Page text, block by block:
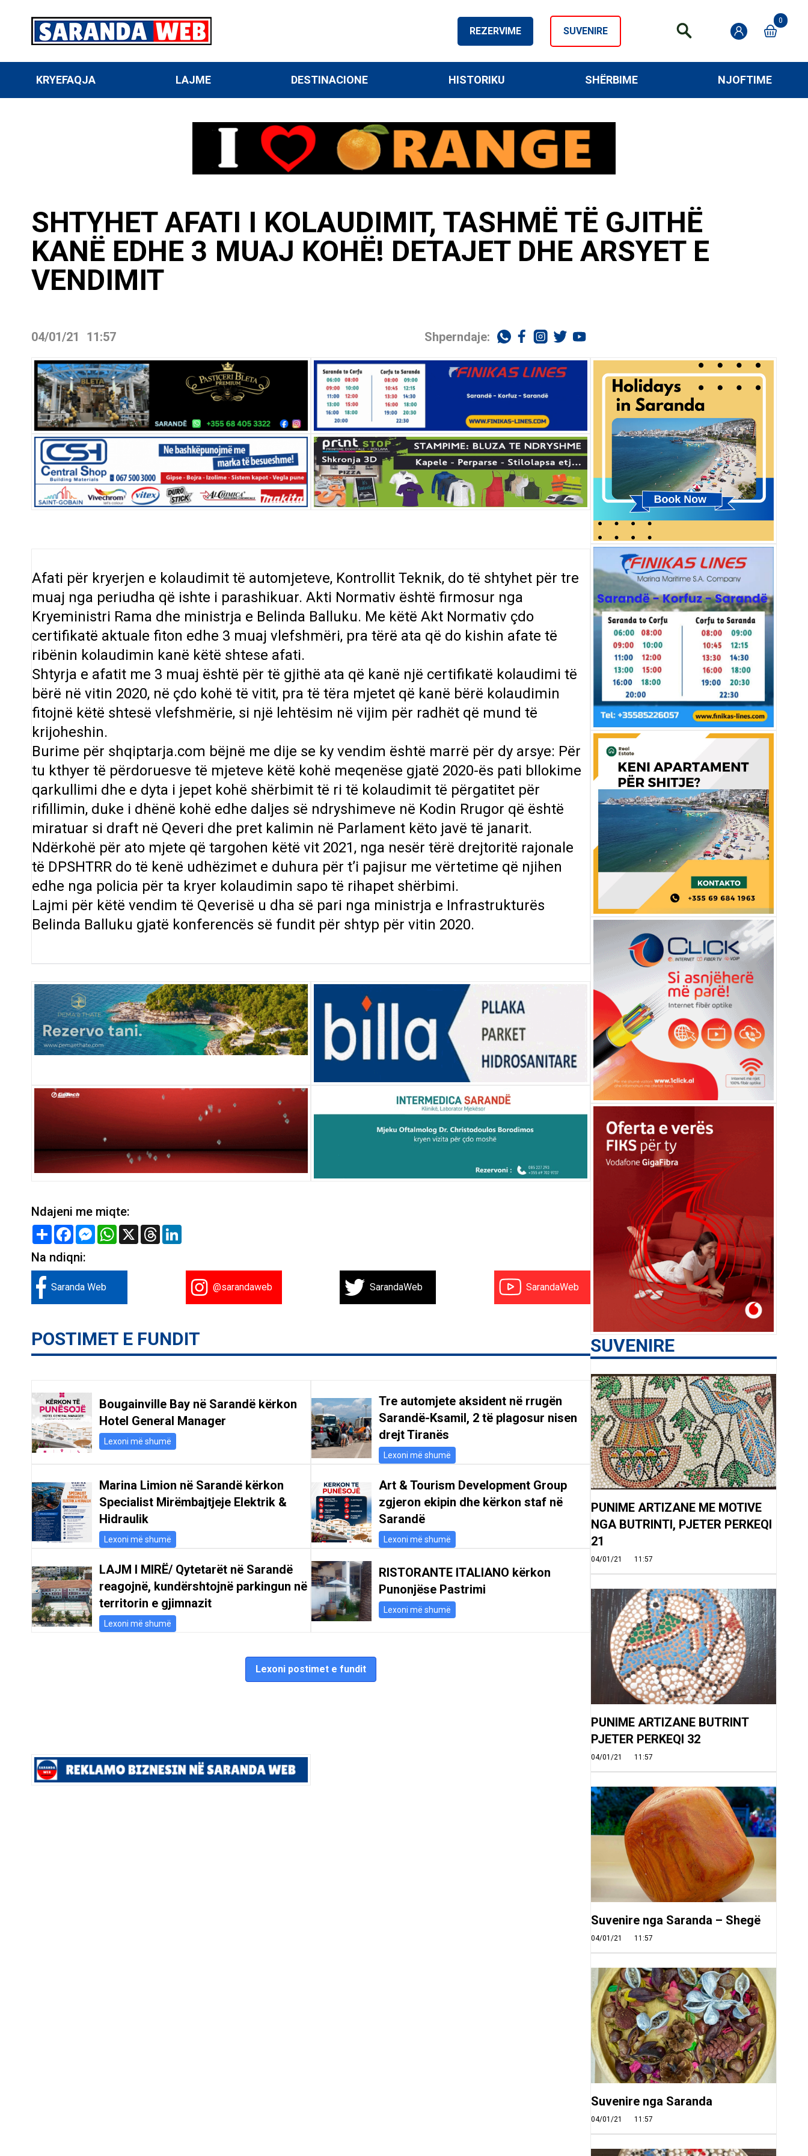
REZERVIME SUVENIRE
0
KRYEFAQJA LAJME DESTINACIONE HISTORIKU SHËRBIME NJOFTIME
SHTYHET AFATI I KOLAUDIMIT, TASHMË TË GJITHË
KANË EDHE 3 MUAJ KOHË! DETAJET DHE ARSYET E
VENDIMIT
04/01/21 11:57 Shperndaje:
Afati për kryerjen e kolaudimit të automjeteve, Kontrollit Teknik, do të shtyhet për tre
muaj nga periudha që ishte i parashikuar. Akti Normativ është firmosur nga
Kryeministri Rama dhe ministrja e Belinda Balluku. Me këtë Akt Normativ çdo
certifikatë aktuale fiton edhe 3 muaj vlefshmëri, pra tërë ata që do kishin afate të
ribënin kolaudimin kanë këtë shtese afati.
Shtyrja e afatit me 3 muaj është për të gjithë ata që kanë një certifikatë kolaudimi të
bërë në vitin 2020, në çdo kohë të vitit, pra të tëra mjetet që kanë bërë kolaudimin
fitojnë këtë shtesë vlefshmërie, si një lehtësim në vijim për radhët që mund të
krijoheshin.
Burime për shqiptarja.com bëjnë me dije se ky vendim është marrë për dy arsye: Për
tu kthyer të përdoruesve të mjeteve këtë kohë meqenëse gjatë 2020-ës pati bllokime
qarkullimi dhe e dyta i jepet kohë shërbimit të ri të kolaudimit të përgatitet për
rifillimin, duke i dhënë kohë edhe daljes së ndryshimeve në Kodin Rrugor që është
miratuar si draft në Qeveri dhe pret kalimin në Parlament këto javë të janarit.
Ndërkohë për ato mjete që targohen këtë vit 2021, nga nesër tërë drejtoritë rajonale
të DPSHTRR do të kenë udhëzimet e duhura për t’i pajisur me vërtetime që njihen
edhe nga policia për ta kryer kolaudimin sapo të rihapet shërbimi.
Lajmi për këtë vendim të Qeverisë u dha së pari nga ministrja e Infrastrukturës
Belinda Balluku gjatë konferencës së fundit për shtyp për vitin 2020.
Ndajeni me miqte:
Share FacebookMessenger
WhatsApp
X Threads
Na ndiqni:
Saranda Web @sarandaweb SarandaWeb SarandaWeb
POSTIMET E FUNDIT
Bougainville Bay në Sarandë kërkon
Hotel General Manager
Lexoni më shumë
Tre automjete aksident në rrugën
Sarandë-Ksamil, 2 të plagosur nisen
drejt Tiranës
Lexoni më shumë
Marina Limion në Sarandë kërkon
Specialist Mirëmbajtjeje Elektrik &
Hidraulik
Lexoni më shumë
Art & Tourism Development Group
zgjeron ekipin dhe kërkon staf në
Sarandë
Lexoni më shumë
LAJM I MIRË/ Qytetarët në Sarandë
reagojnë, kundërshtojnë parkingun në
territorin e gjimnazit
Lexoni më shumë
RISTORANTE ITALIANO kërkon
Punonjëse Pastrimi
Lexoni më shumë
Lexoni postimet e fundit
SUVENIRE
PUNIME ARTIZANE ME MOTIVE
NGA BUTRINTI, PJETER PERKEQI
21
04/01/21 11:57
PUNIME ARTIZANE BUTRINT
PJETER PERKEQI 32
04/01/21 11:57
Suvenire nga Saranda – Shegë
04/01/21 11:57
Suvenire nga Saranda
04/01/21 11:57